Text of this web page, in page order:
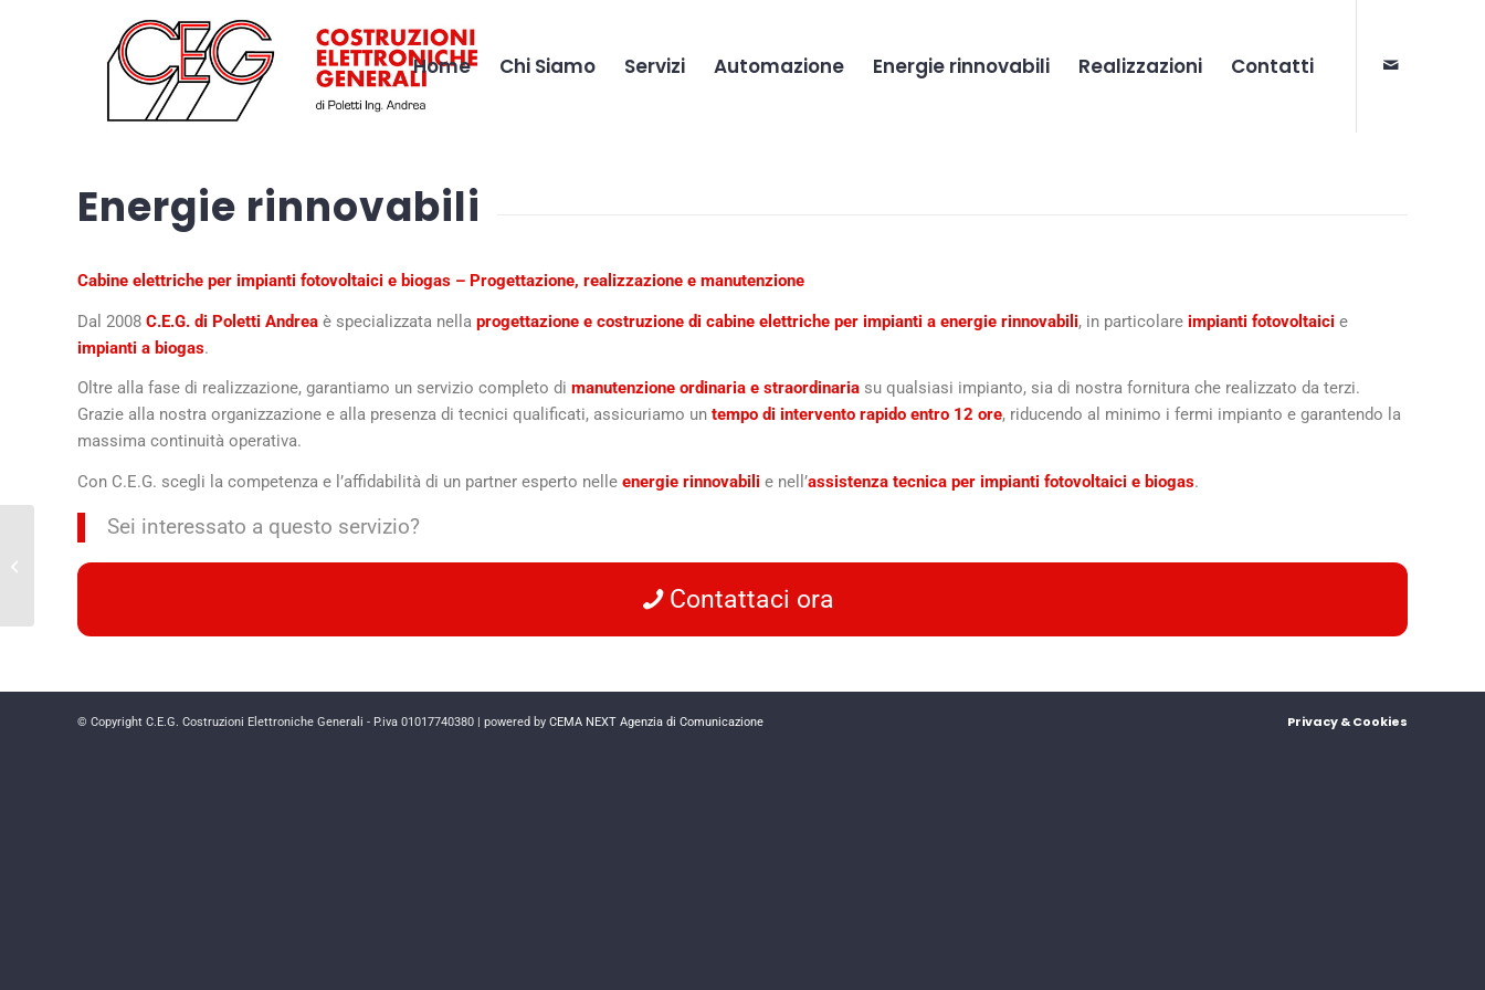
Home Chi Siamo Servizi Automazione Energie rinnovabili Realizzazioni Contatti
Energie rinnovabili
Cabine elettriche per impianti fotovoltaici e biogas – Progettazione, realizzazione e manutenzione
Dal 2008C.E.G. di Poletti Andrea è specializzata nellaprogettazione e costruzione di cabine elettriche per impianti a energie rinnovabili, in particolare impianti fotovoltaici e
impianti a biogas.
Oltre alla fase di realizzazione, garantiamo un servizio completo dimanutenzione ordinaria e straordinaria su qualsiasi impianto, sia di nostra fornitura che realizzato da terzi.
Grazie alla nostra organizzazione e alla presenza di tecnici qualificati, assicuriamo untempo di intervento rapido entro 12 ore, riducendo al minimo i fermi impianto e garantendo la
massima continuità operativa.
Con C.E.G. scegli la competenza e l’affidabilità di un partner esperto nelleenergie rinnovabili e nell’assistenza tecnica per impianti fotovoltaici e biogas.
Sei interessato a questo servizio?
Contattaci ora
© Copyright C.E.G. Costruzioni Elettroniche Generali - P.iva 01017740380 | powered byCEMA NEXT Agenzia di Comunicazione Privacy & Cookies
Automazione